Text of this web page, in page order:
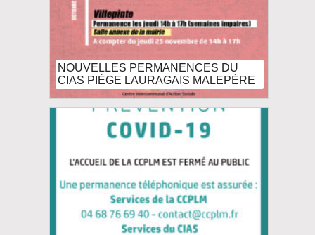
NOUVELLES PERMANENCES DU
CIAS PIÈGE LAURAGAIS MALEPÈRE